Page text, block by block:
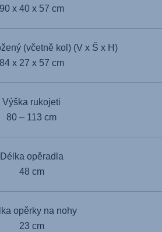
90 x 40 x 57 cm
(včetně kol) (V x Š x H)
84 x 27 x 57 cm
Výška rukojeti
80 – 113 cm
Délka opěradla
48 cm
opěrky na nohy
23 cm